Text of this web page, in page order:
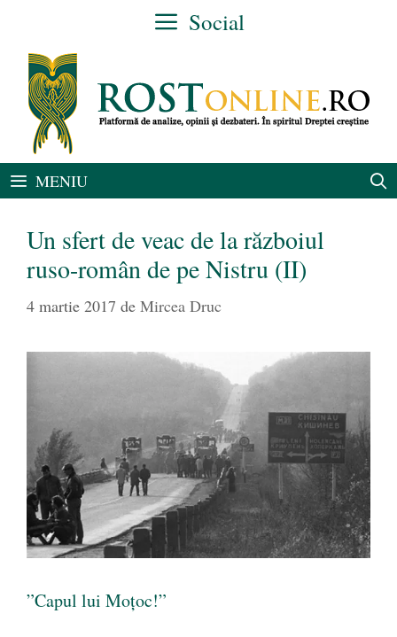
conținut
Social
MENIU
Un sfert de veac de la războiul
ruso-român de pe Nistru (II)
4 martie 2017 de Mircea Druc
”Capul lui Moțoc!”